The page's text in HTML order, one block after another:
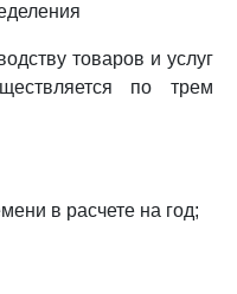
товаров и услуг
по трем
в расчете на год;